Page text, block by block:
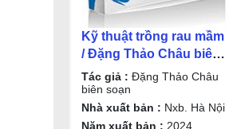
Kỹ thuật trồng rau mầm
/ Đặng Thảo Châu biên
soạn
Tác giả : Đặng Thảo Châu
biên soạn
Nhà xuất bản : Nxb. Hà Nội
Năm xuất bản : 2024